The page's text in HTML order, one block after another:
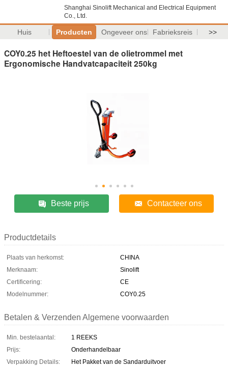
Shanghai Sinolift Mechanical and Electrical Equipment
Co., Ltd.
Huis Producten Ongeveer ons Fabrieksreis >>
COY0.25 het Heftoestel van de olietrommel met
Ergonomische Handvatcapaciteit 250kg
Beste prijs Contacteer ons
Productdetails
Plaats van herkomst:
CHINA
Merknaam:
Sinolift
Certificering:
CE
Modelnummer:
COY0.25
Betalen & Verzenden Algemene voorwaarden
Min. bestelaantal:
1 REEKS
Prijs:
Onderhandelbaar
Verpakking Details:
Het Pakket van de Sandarduitvoer